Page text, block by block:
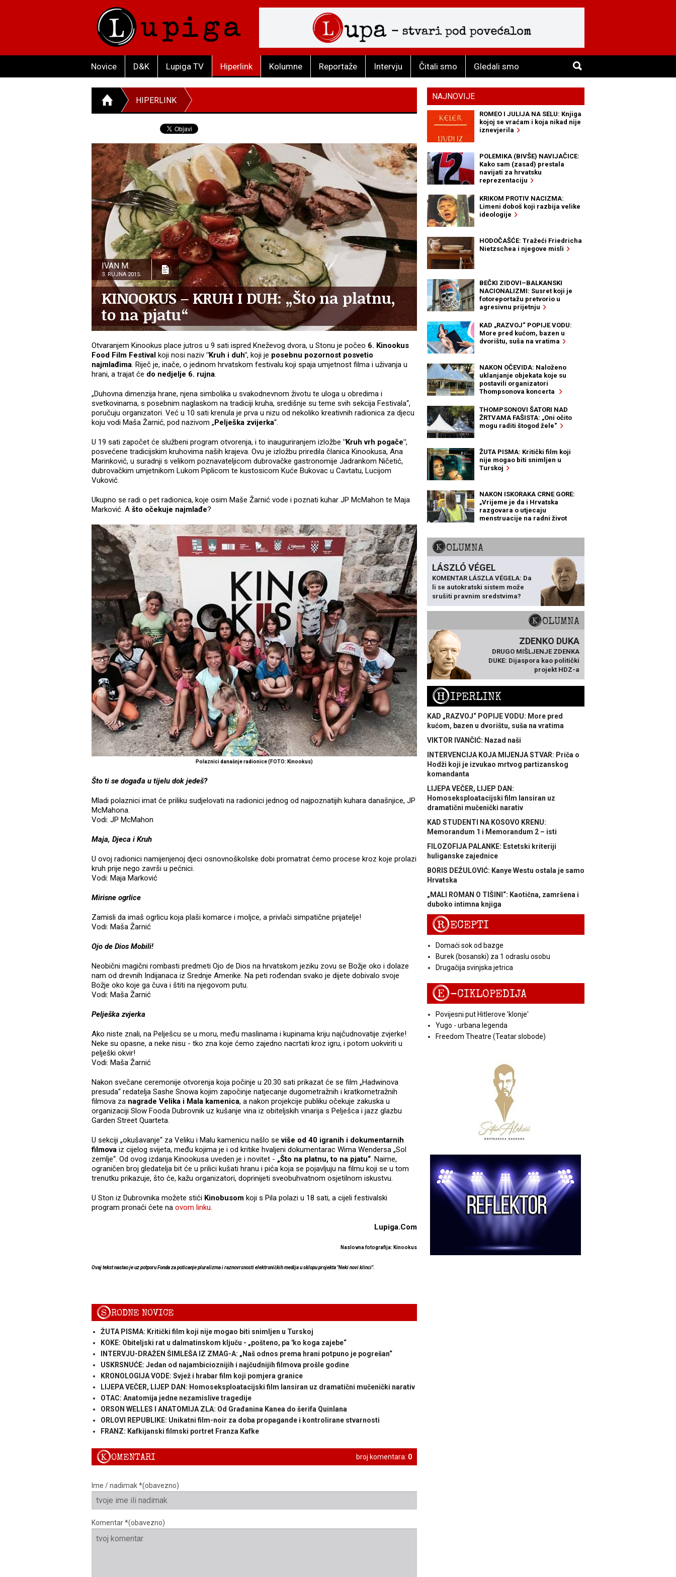
Novice D&K Lupiga TV Hiperlink Kolumne Reportaže Intervju Čitali smo Gledali smo
HIPERLINK
IVAN M.
3. RUJNA 2015.
KINOOKUS – KRUH I DUH: „Što na platnu,
to na pjatu“
Otvaranjem Kinookus place jutros u 9 sati ispred Kneževog dvora, u Stonu je počeo 6. Kinookus
Food Film Festival koji nosi naziv "Kruh i duh", koji je posebnu pozornost posvetio
najmlađima. Riječ je, inače, o jedinom hrvatskom festivalu koji spaja umjetnost filma i uživanja u
hrani, a trajat će do nedjelje 6. rujna.
„Duhovna dimenzija hrane, njena simbolika u svakodnevnom životu te uloga u obredima i
svetkovinama, s posebnim naglaskom na tradiciji kruha, središnje su teme svih sekcija Festivala“,
poručuju organizatori. Već u 10 sati krenula je prva u nizu od nekoliko kreativnih radionica za djecu
koju vodi Maša Žarnić, pod nazivom „Pelješka zvijerka“.
U 19 sati započet će službeni program otvorenja, i to inauguriranjem izložbe "Kruh vrh pogače",
posvećene tradicijskim kruhovima naših krajeva. Ovu je izložbu priredila članica Kinookusa, Ana
Marinković, u suradnji s velikom poznavateljicom dubrovačke gastronomije Jadrankom Ničetić,
dubrovačkim umjetnikom Lukom Piplicom te kustosicom Kuće Bukovac u Cavtatu, Lucijom
Vuković.
Ukupno se radi o pet radionica, koje osim Maše Žarnić vode i poznati kuhar JP McMahon te Maja
Marković. A što očekuje najmlađe?
Polaznici današnje radionice (FOTO: Kinookus)
Što ti se događa u tijelu dok jedeš?
Mladi polaznici imat će priliku sudjelovati na radionici jednog od najpoznatijih kuhara današnjice, JP
McMahona.
Vodi: JP McMahon
Maja, Djeca i Kruh
U ovoj radionici namijenjenoj djeci osnovnoškolske dobi promatrat ćemo procese kroz koje prolazi
kruh prije nego završi u pećnici.
Vodi: Maja Marković
Mirisne ogrlice
Zamisli da imaš ogrlicu koja plaši komarce i moljce, a privlači simpatične prijatelje!
Vodi: Maša Žarnić
Ojo de Dios Mobili!
Neobični magični rombasti predmeti Ojo de Dios na hrvatskom jeziku zovu se Božje oko i dolaze
nam od drevnih Indijanaca iz Srednje Amerike. Na peti rođendan svako je dijete dobivalo svoje
Božje oko koje ga čuva i štiti na njegovom putu.
Vodi: Maša Žarnić
Pelješka zvjerka
Ako niste znali, na Pelješcu se u moru, među maslinama i kupinama kriju najčudnovatije zvjerke!
Neke su opasne, a neke nisu - tko zna koje ćemo zajedno nacrtati kroz igru, i potom uokviriti u
pelješki okvir!
Vodi: Maša Žarnić
Nakon svečane ceremonije otvorenja koja počinje u 20.30 sati prikazat će se film „Hadwinova
presuda“ redatelja Sashe Snowa kojim započinje natjecanje dugometražnih i kratkometražnih
filmova za nagrade Velika i Mala kamenica, a nakon projekcije publiku očekuje zakuska u
organizaciji Slow Fooda Dubrovnik uz kušanje vina iz obiteljskih vinarija s Pelješca i jazz glazbu
Garden Street Quarteta.
U sekciji „okušavanje“ za Veliku i Malu kamenicu našlo seviše od 40 igranih i dokumentarnih
filmova iz cijelog svijeta, među kojima je i od kritike hvaljeni dokumentarac Wima Wendersa „Sol
zemlje“. Od ovog izdanja Kinookusa uveden je i novitet - „Što na platnu, to na pjatu“. Naime,
ograničen broj gledatelja bit će u prilici kušati hranu i pića koja se pojavljuju na filmu koji se u tom
trenutku prikazuje, što će, kažu organizatori, doprinijeti sveobuhvatnom osjetilnom iskustvu.
U Ston iz Dubrovnika možete stići Kinobusom koji s Pila polazi u 18 sati, a cijeli festivalski
program pronaći ćete na ovom linku.
Lupiga.Com
Naslovna fotografija: Kinookus
Ovaj tekst nastao je uz potporu Fonda za poticanje pluralizma i raznovrsnosti elektroničkih medija u sklopu projekta "Neki novi klinci".
SRODNE NOVICE
ŽUTA PISMA: Kritički film koji nije mogao biti snimljen u Turskoj
KOKE: Obiteljski rat u dalmatinskom ključu - „pošteno, pa 'ko koga zajebe“
INTERVJU-DRAŽEN ŠIMLEŠA IZ ZMAG-A: „Naš odnos prema hrani potpuno je pogrešan“
USKRSNUĆE: Jedan od najambicioznijih i najčudnijih filmova prošle godine
KRONOLOGIJA VODE: Svjež i hrabar film koji pomjera granice
LIJEPA VEČER, LIJEP DAN: Homoseksploatacijski film lansiran uz dramatični mučenički narativ
OTAC: Anatomija jedne nezamislive tragedije
ORSON WELLES I ANATOMIJA ZLA: Od Građanina Kanea do šerifa Quinlana
ORLOVI REPUBLIKE: Unikatni film-noir za doba propagande i kontrolirane stvarnosti
FRANZ: Kafkijanski filmski portret Franza Kafke
broj komentara: 0
KOMENTARI
Ime / nadimak *(obavezno)
Komentar *(obavezno)
NAJNOVIJE
ROMEO I JULIJA NA SELU: Knjiga
kojoj se vraćam i koja nikad nije
iznevjerila
POLEMIKA (BIVŠE) NAVIJAČICE:
Kako sam (zasad) prestala
navijati za hrvatsku
reprezentaciju
KRIKOM PROTIV NACIZMA:
Limeni doboš koji razbija velike
ideologije
HODOČAŠĆE: Tražeći Friedricha
Nietzschea i njegove misli
BEČKI ZIDOVI–BALKANSKI
NACIONALIZMI: Susret koji je
fotoreportažu pretvorio u
agresivnu prijetnju
KAD „RAZVOJ“ POPIJE VODU:
More pred kućom, bazen u
dvorištu, suša na vratima
NAKON OČEVIDA: Naloženo
uklanjanje objekata koje su
postavili organizatori
Thompsonova koncerta
THOMPSONOVI ŠATORI NAD
ŽRTVAMA FAŠISTA: „Oni očito
mogu raditi štogod žele“
ŽUTA PISMA: Kritički film koji
nije mogao biti snimljen u
Turskoj
NAKON ISKORAKA CRNE GORE:
„Vrijeme je da i Hrvatska
razgovara o utjecaju
menstruacije na radni život
KOLUMNA
LÁSZLÓ VÉGEL
KOMENTAR LÁSZLA VÉGELA: Da
li se autokratski sistem može
srušiti pravnim sredstvima?
KOLUMNA
ZDENKO DUKA
DRUGO MIŠLJENJE ZDENKA
DUKE: Dijaspora kao politički
projekt HDZ-a
HIPERLINK
KAD „RAZVOJ“ POPIJE VODU: More pred
kućom, bazen u dvorištu, suša na vratima
VIKTOR IVANČIĆ: Nazad naši
INTERVENCIJA KOJA MIJENJA STVAR: Priča o
Hodži koji je izvukao mrtvog partizanskog
komandanta
LIJEPA VEČER, LIJEP DAN:
Homoseksploatacijski film lansiran uz
dramatični mučenički narativ
KAD STUDENTI NA KOSOVO KRENU:
Memorandum 1 i Memorandum 2 – isti
FILOZOFIJA PALANKE: Estetski kriteriji
huliganske zajednice
BORIS DEŽULOVIĆ: Kanye Westu ostala je samo
Hrvatska
„MALI ROMAN O TIŠINI“: Kaotična, zamršena i
duboko intimna knjiga
RECEPTI
Domaći sok od bazge
Burek (bosanski) za 1 odraslu osobu
Drugačija svinjska jetrica
E-CIKLOPEDIJA
Povijesni put Hitlerove 'klonje'
Yugo - urbana legenda
Freedom Theatre (Teatar slobode)